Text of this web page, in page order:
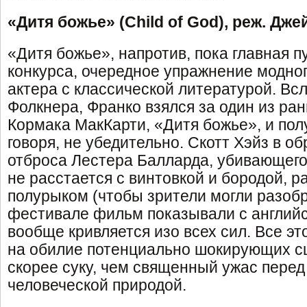
«Дитя божье» (Child of God), реж.
«Дитя божье», напротив, пока главная
конкурса, очередное упражнение
актера с классической литературой.
Фолкнера, Франко взялся за один из
Кормака МакКарти, «Дитя божье», и
говоря, не убедительно. Скотт Хэйз в
отброса Лестера Балларда,
не расстается с винтовкой и бородой,
полурыком (чтобы зрители могли
фестивале фильм показывали с
вообще кривляется изо всех сил. Все
на обилие потенциально шокирующих
скорее суку, чем священный ужас
человеческой природой.